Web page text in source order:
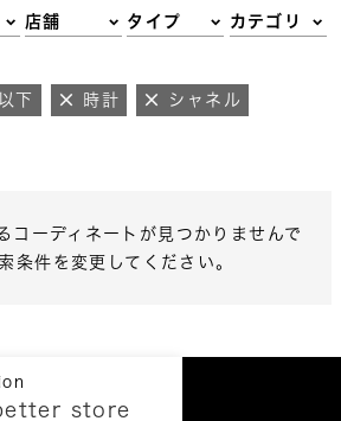
店舗 タイプ カテゴリ
下 時計 シャネル
コーディネートが見つかりませんで
条件を変更してください。
store